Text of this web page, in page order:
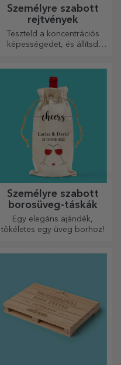
Személyre szabott
rejtvények
Teszteld a koncentrációs
képességedet, és állítsd
fotóidból.
Személyre szabott
borosüveg-táskák
Egy elegáns ajándék,
tökéletes egy üveg borhoz!